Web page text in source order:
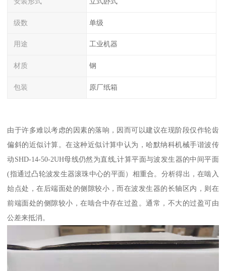
级数 单级
用途 工业机器
材质 钢
包装 原厂纸箱
由于许多难以考虑的因素的落响，因而可以建议在现阶段仅作轮齿
偏斜的近似计算。在这种近似计算中认为，哈默纳科机械手谐波传
动SHD-14-50-2UH母线仍然为直线,计算平面与波发生器的中间平面
(指通过凸轮波发生器滚珠中心的平面）相重合。分析得出，在啮入
始点处，在后端面处的侧隙较小，而在波发生器的长轴区内，则在
前端面处的侧隙较小，在啮合中存在过盈。通常，不大的过盈可由
公差来抵消。